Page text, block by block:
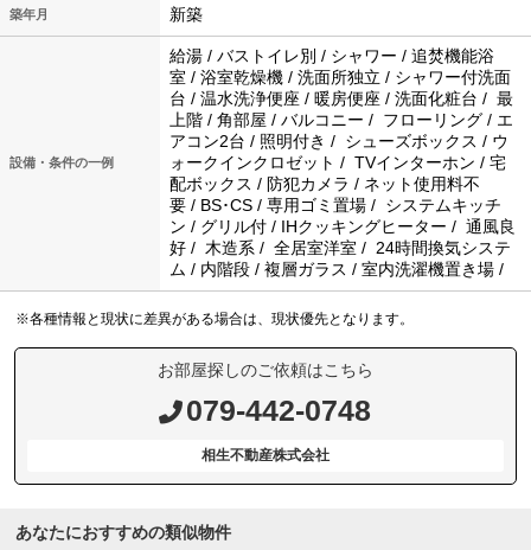
築年月 新築
設備・条件の一例
給湯 / バストイレ別 / シャワー / 追焚機能浴
室 / 浴室乾燥機 / 洗面所独立 / シャワー付洗面
台 / 温水洗浄便座 / 暖房便座 / 洗面化粧台 / 最
上階 / 角部屋 / バルコニー / フローリング / エ
アコン2台 / 照明付き / シューズボックス / ウ
ォークインクロゼット / TVインターホン / 宅
配ボックス / 防犯カメラ / ネット使用料不
要 / BS･CS / 専用ゴミ置場 / システムキッチ
ン / グリル付 / IHクッキングヒーター / 通風良
好 / 木造系 / 全居室洋室 / 24時間換気システ
ム / 内階段 / 複層ガラス / 室内洗濯機置き場 /
※各種情報と現状に差異がある場合は、現状優先となります。
お部屋探しのご依頼はこちら
079-442-0748
相生不動産株式会社
あなたにおすすめの類似物件